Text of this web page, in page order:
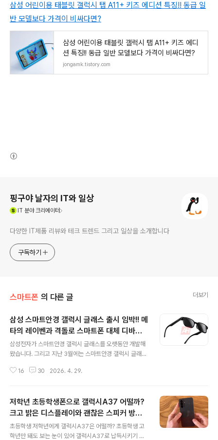
삼성 어린이용 태블릿 갤럭시 탭 A11+ 키즈 에디션 특징!! 동급 일
반 모델보다 가격이 비싸다면?
삼성 어린이용 태블릿 갤럭시 탭 A11+ 키즈 에디
션 특징!! 동급 일반 모델보다 가격이 비싸다면?
jongamk.tistory.com
핑구야 날자의 IT와 일상
IT 분야 크리에이터
다양한 IT제품 리뷰와 테크 트렌드 그리고 일상을 소개합니다
구독하기
스마트폰 의 다른 글 더보기
삼성 스마트안경 갤럭시 글래스 출시 임박!! 메
타의 레이벤과 격돌로 스마트폰 대체 디바이
스 시장 선점 확산?
삼성전자가 스마트안경 갤럭시 글래스를 오랫동안 개발해
왔습니다. 그리고 지난 3월에는 스마트안경 갤럭시 글래스
타와 삼성뿐만 아니라 구글과 애플 그리고 중국에서 공격
출력은 스마트안경으로 스마트폰은 처리장치로 주머니에
넣고 다니게 될 수도 있다는 말이 됩니다. 그럼 입출력 장치
로 스마트안경을 사용하게 되면 스마트폰에는 카메라와 스
피커 그리고 디스플레이가 필요 없어 현재보더 사이즈는
16 30 2026. 4. 29.
저학년 초등학생폰으로 갤럭시A37 어떨까?
크고 밝은 디스플레이와 괜찮은 스피커 방수
까지
초등학생 저학년에게 갤럭시A37은 어떨까? 초등학생 고
학년만 돼도 보는 눈이 있어 갤럭시A37로 납득시키기 쉽